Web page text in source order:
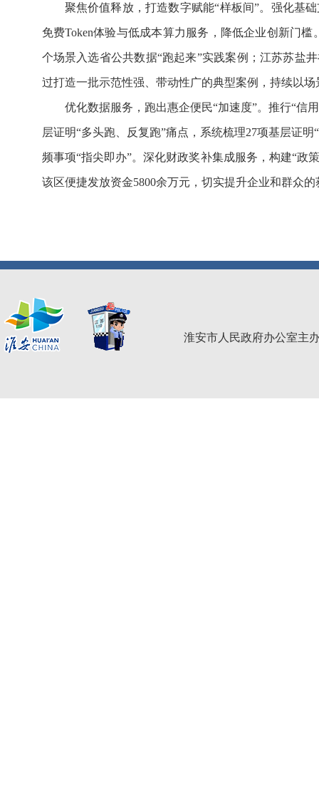
聚焦价值释放，打造数字赋能“样板间”。强化基
免费Token体验与低成本算力服务，降低企业创新门
个场景入选省公共数据“跑起来”实践案例；江苏苏盐
过打造一批示范性强、带动性广的典型案例，持续以
优化数据服务，跑出惠企便民“加速度”。推行“信
层证明“多头跑、反复跑”痛点，系统梳理27项基层证
频事项“指尖即办”。深化财政奖补集成服务，构建“政
该区便捷发放资金5800余万元，切实提升企业和群众的
淮安市人民政府办公室主